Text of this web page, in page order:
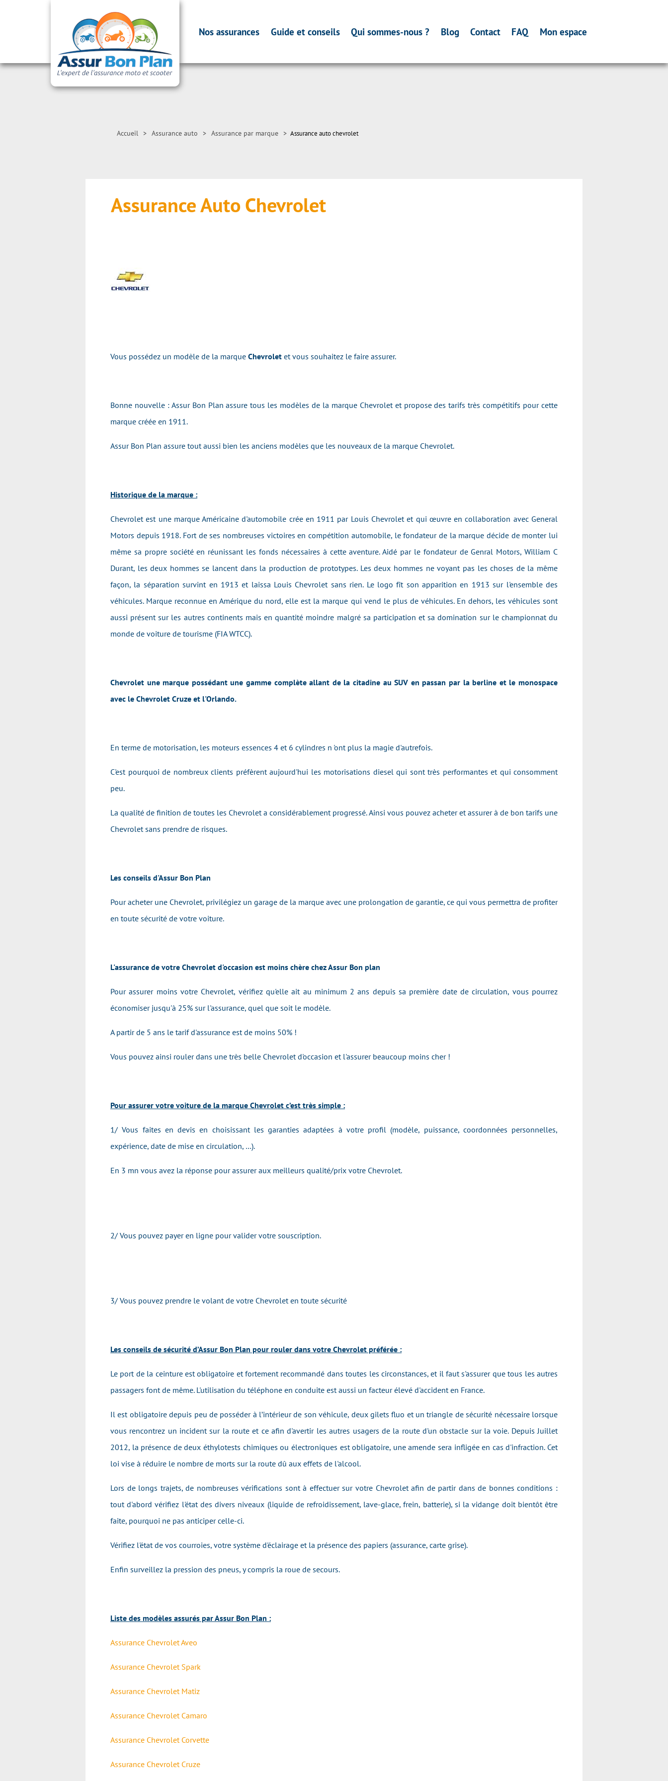
Nos assurances Guide et conseils Qui sommes-nous ? Blog Contact FAQ Mon espace
Accueil > Assurance auto > Assurance par marque > Assurance auto chevrolet
Assurance Auto Chevrolet
Vous possédez un modèle de la marque Chevrolet et vous souhaitez le faire assurer.
Bonne nouvelle : Assur Bon Plan assure tous les modèles de la marque Chevrolet et propose des tarifs très compétitifs pour cette
marque créée en 1911.
Assur Bon Plan assure tout aussi bien les anciens modèles que les nouveaux de la marque Chevrolet.
Historique de la marque :
Chevrolet est une marque Américaine d'automobile crée en 1911 par Louis Chevrolet et qui œuvre en collaboration avec General
Motors depuis 1918. Fort de ses nombreuses victoires en compétition automobile, le fondateur de la marque décide de monter lui
même sa propre société en réunissant les fonds nécessaires à cette aventure. Aidé par le fondateur de Genral Motors, William C
Durant, les deux hommes se lancent dans la production de prototypes. Les deux hommes ne voyant pas les choses de la même
façon, la séparation survint en 1913 et laissa Louis Chevrolet sans rien. Le logo fît son apparition en 1913 sur l'ensemble des
véhicules. Marque reconnue en Amérique du nord, elle est la marque qui vend le plus de véhicules. En dehors, les véhicules sont
aussi présent sur les autres continents mais en quantité moindre malgré sa participation et sa domination sur le championnat du
monde de voiture de tourisme (FIA WTCC).
Chevrolet une marque possédant une gamme complète allant de la citadine au SUV en passan par la berline et le monospace
avec le Chevrolet Cruze et l'Orlando.
En terme de motorisation, les moteurs essences 4 et 6 cylindres n 'ont plus la magie d'autrefois.
C'est pourquoi de nombreux clients préfèrent aujourd'hui les motorisations diesel qui sont très performantes et qui consomment
peu.
La qualité de finition de toutes les Chevrolet a considérablement progressé. Ainsi vous pouvez acheter et assurer à de bon tarifs une
Chevrolet sans prendre de risques.
Les conseils d'Assur Bon Plan
Pour acheter une Chevrolet, privilégiez un garage de la marque avec une prolongation de garantie, ce qui vous permettra de profiter
en toute sécurité de votre voiture.
L'assurance de votre Chevrolet d'occasion est moins chère chez Assur Bon plan
Pour assurer moins votre Chevrolet, vérifiez qu'elle ait au minimum 2 ans depuis sa première date de circulation, vous pourrez
économiser jusqu'à 25% sur l'assurance, quel que soit le modèle.
A partir de 5 ans le tarif d'assurance est de moins 50% !
Vous pouvez ainsi rouler dans une très belle Chevrolet d'occasion et l'assurer beaucoup moins cher !
Pour assurer votre voiture de la marque Chevrolet c’est très simple :
1/ Vous faites en devis en choisissant les garanties adaptées à votre profil (modèle, puissance, coordonnées personnelles,
expérience, date de mise en circulation, …).
En 3 mn vous avez la réponse pour assurer aux meilleurs qualité/prix votre Chevrolet.
2/ Vous pouvez payer en ligne pour valider votre souscription.
3/ Vous pouvez prendre le volant de votre Chevroleten toute sécurité
Les conseils de sécurité d’Assur Bon Plan pour rouler dans votre Chevrolet préférée :
Le port de la ceinture est obligatoire et fortement recommandé dans toutes les circonstances, et il faut s'assurer que tous les autres
passagers font de même. L'utilisation du téléphone en conduite est aussi un facteur élevé d'accident en France.
Il est obligatoire depuis peu de posséder à l’intérieur de son véhicule, deux gilets fluo et un triangle de sécurité nécessaire lorsque
vous rencontrez un incident sur la route et ce afin d'avertir les autres usagers de la route d'un obstacle sur la voie. Depuis Juillet
2012, la présence de deux éthylotests chimiques ou électroniques est obligatoire, une amende sera infligée en cas d'infraction. Cet
loi vise à réduire le nombre de morts sur la route dû aux effets de l'alcool.
Lors de longs trajets, de nombreuses vérifications sont à effectuer sur votre Chevrolet afin de partir dans de bonnes conditions :
tout d'abord vérifiez l'état des divers niveaux (liquide de refroidissement, lave-glace, frein, batterie), si la vidange doit bientôt être
faite, pourquoi ne pas anticiper celle-ci.
Vérifiez l'étatde vos courroies, votre système d'éclairage et la présence des papiers (assurance, carte grise).
Enfin surveillez la pression des pneus, y compris la roue de secours.
Liste des modèles assurés par Assur Bon Plan :
Assurance Chevrolet Aveo
Assurance Chevrolet Spark
Assurance Chevrolet Matiz
Assurance Chevrolet Camaro
Assurance Chevrolet Corvette
Assurance Chevrolet Cruze